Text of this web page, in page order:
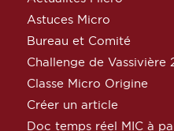
Astuces Micro
Bureau et Comité
Challenge de Vassivière
Classe Micro Origine
Créer un article
Doc temps réel MIC à